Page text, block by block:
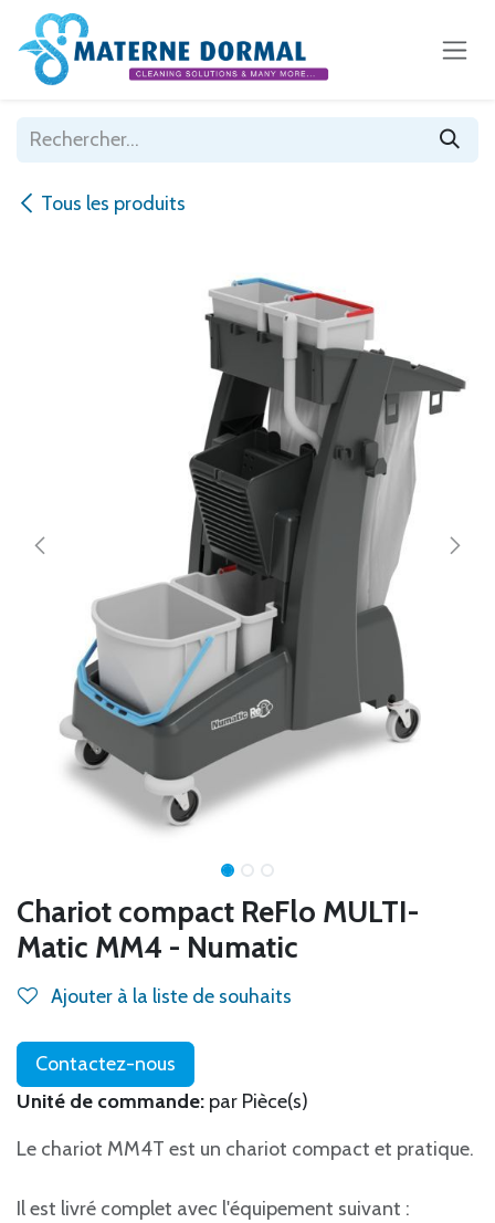
Se rendre au contenu
Tous les produits
Chariot compact ReFlo MULTI-
Matic MM4 - Numatic
Ajouter à la liste de souhaits
Contactez-nous
Unité de commande: par Pièce(s)
Le chariot MM4T est un chariot compact et pratique.
Il est livré complet avec l'équipement suivant :